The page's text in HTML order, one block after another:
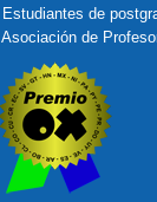
Estudiantes de
Asociación de